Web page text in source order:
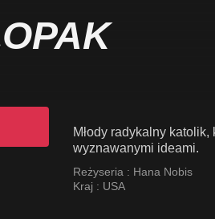
Młody radykalny
wyznawanymi ideami.
Reżyseria : Hana Nobis
Kraj : USA